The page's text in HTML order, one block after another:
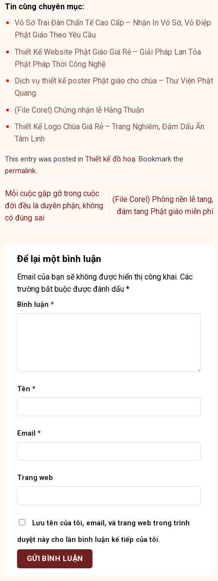
Tin cùng chuyên mục:
Vỏ Sớ Trai Đàn Chẩn Tế Cao Cấp – Nhận In Vỏ Sớ, Vỏ Điệp
Phật Giáo Theo Yêu Cầu
Thiết Kế Website Phật Giáo Giá Rẻ – Giải Pháp Lan Tỏa
Phật Pháp Thời Công Nghệ
Dịch vụ thiết kế poster Phật giáo cho chùa – Thư Viện Phật
Quang
(File Corel) Chứng nhận lễ Hằng Thuận
Thiết Kế Logo Chùa Giá Rẻ – Trang Nghiêm, Đậm Dấu Ấn
Tâm Linh
This entry was posted in Thiết kế đồ hoạ. Bookmark the
permalink.
Mỗi cuộc gặp gỡ trong cuộc
đời đều là duyên phận, không
có đúng sai
(File Corel) Phông nền lễ tang,
đám tang Phật giáo miễn phí
Để lại một bình luận
Email của bạn sẽ không được hiển thị công khai. Các
trường bắt buộc được đánh dấu *
Bình luận *
Tên *
Email *
Trang web
Lưu tên của tôi, email, và trang web trong trình
duyệt này cho lần bình luận kế tiếp của tôi.